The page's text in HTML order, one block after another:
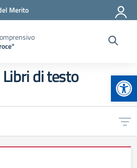
Merito
di testo